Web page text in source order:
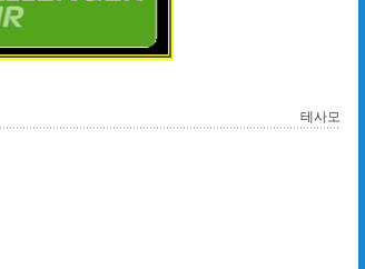
테사모